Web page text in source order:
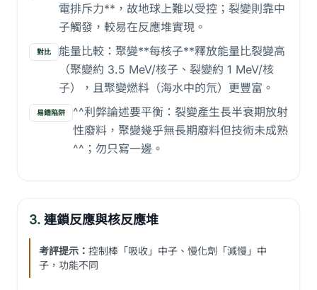
電排斥力**，故地球上難以受控；裂變則靠中
子觸發，較易在反應堆實現。
對比
能量比較：聚變**每核子**釋放能量比裂變高
（聚變約 3.5 MeV/核子、裂變約 1 MeV/核
子），且聚變燃料（海水中的氘）更豐富。
易錯陷阱
^^利弊論述要平衡：裂變產生長半衰期放射
性廢料，聚變幾乎無長期廢料但技術未成熟
^^；勿只寫一邊。
3. 連鎖反應與核反應堆
考評提示： 控制棒「吸收」中子、慢化劑「減慢」中
子，功能不同